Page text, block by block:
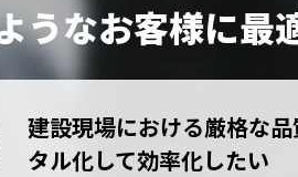
うなお客様に最
建設現場における厳格な
タル化して効率化したい